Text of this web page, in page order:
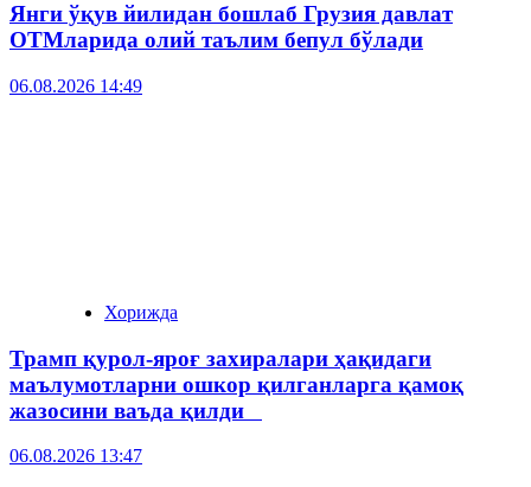
Янги ўқув йилидан бошлаб Грузия давлат
ОТМларида олий таълим бепул бўлади
06.08.2026 14:49
Хорижда
Трамп қурол-яроғ захиралари ҳақидаги
маълумотларни ошкор қилганларга қамоқ
жазосини ваъда қилди
06.08.2026 13:47